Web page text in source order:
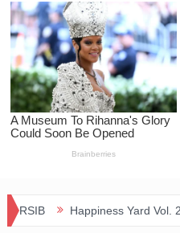
Happiness Yard Vol. 2 Jadi